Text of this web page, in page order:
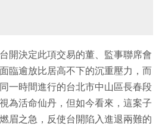
開決定此項交易的董、監事聯席會
臨逾放比居高不下的沉重壓力，而
一時間進行的台北市中山區長春段
為活命仙丹，但如今看來，這案子
眉之急，反使台開陷入進退兩難的